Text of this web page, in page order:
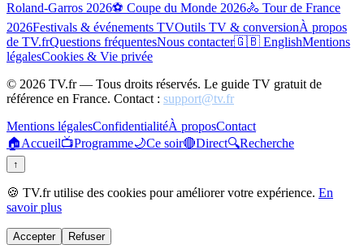
Roland-Garros 2026⚽ Coupe du Monde 2026🚴 Tour de France
2026Festivals & événements TVOutils TV & conversionÀ propos
de TV.frQuestions fréquentesNous contacter🇬🇧 EnglishMentions
légalesCookies & Vie privée
© 2026 TV.fr — Tous droits réservés. Le guide TV gratuit de
référence en France. Contact : support@tv.fr
Mentions légalesConfidentialitéÀ proposContact
🏠Accueil📺Programme🌙Ce soir🔴Direct🔍Recherche
↑
🍪 TV.fr utilise des cookies pour améliorer votre expérience. En
savoir plus
Accepter Refuser